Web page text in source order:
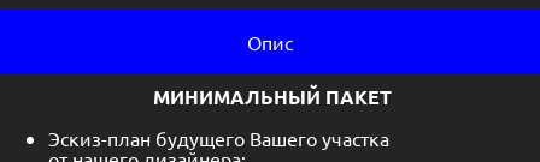
Опис
МИНИМАЛЬНЫЙ ПАКЕТ
Эскиз-план будущего Вашего участка